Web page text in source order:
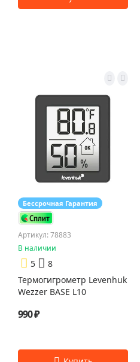
Бессрочная Гарантия
Артикул: 78883
В наличии
5
8
Термогигрометр Levenhuk
Wezzer BASE L10
990 ₽